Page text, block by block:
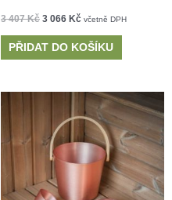
3 407Kč 3 066 Kč včetně DPH
PŘIDAT DO KOŠÍKU